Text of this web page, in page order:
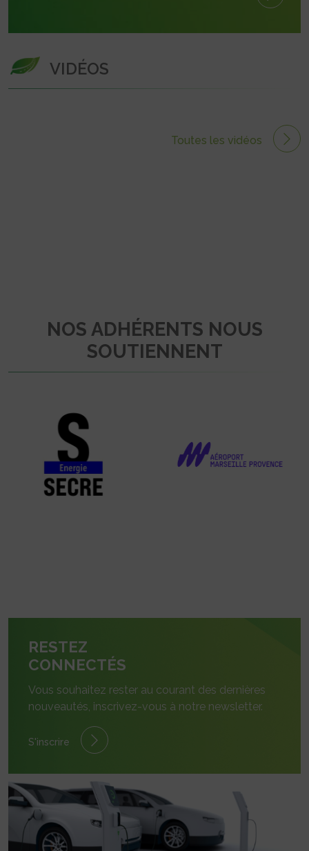
VIDÉOS
Toutes les vidéos
NOS ADHÉRENTS NOUS
SOUTIENNENT
RESTEZ
CONNECTÉS
Vous souhaitez rester au courant des dernières
nouveautés, inscrivez-vous à notre newsletter.
S'inscrire